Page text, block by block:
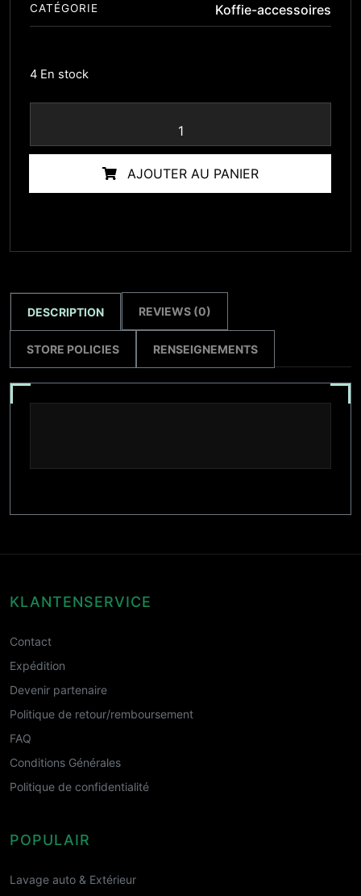
CATÉGORIE Koffie-accessoires
4 En stock
AJOUTER AU PANIER
DESCRIPTION REVIEWS (0)
STORE POLICIES RENSEIGNEMENTS
KLANTENSERVICE
Contact
Expédition
Devenir partenaire
Politique de retour/remboursement
FAQ
Conditions Générales
Politique de confidentialité
POPULAIR
Lavage auto & Extérieur